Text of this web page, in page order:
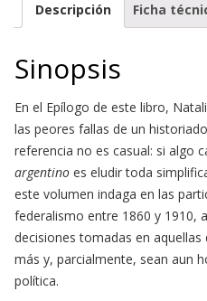
Descripción Ficha
Sinopsis
En el Epílogo de este libro,
las peores fallas de un
referencia no es casual: si algo
argentino es eludir toda
este volumen indaga en las
federalismo entre 1860 y 1910,
decisiones tomadas en
más y, parcialmente, sean aun
política.